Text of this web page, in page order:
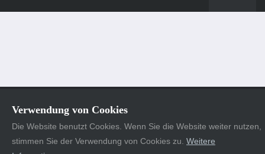
Verwendung von Cookies
Die Website benutzt Cookies. Wenn Sie die Website weiter nutzen,
stimmen Sie der Verwendung von Cookies zu. Weitere